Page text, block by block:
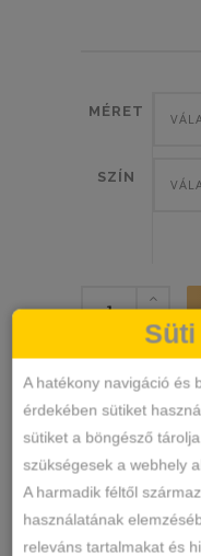
MÉRET
SZÍN
Tanga
mennyiség
SKU
KATEGÓRIÁK
CÍMKÉK
Márka: Lemila
A hatékony navigáció és
érdekében sütiket
sütiket a böngésző
szükségesek a webhely
A harmadik féltől
használatának
releváns tartalmakat és